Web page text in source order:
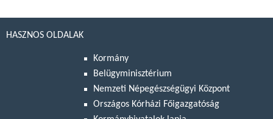
HASZNOS OLDALAK
Kormány
Belügyminisztérium
Nemzeti Népegészségügyi Központ
Országos Kórházi Főigazgatóság